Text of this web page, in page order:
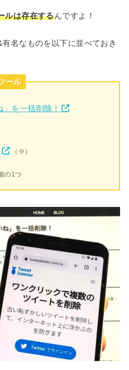
ルは存在するんですよ！
名なものを以下に並べておき
ール
を一括削除！
（※）
の1つ